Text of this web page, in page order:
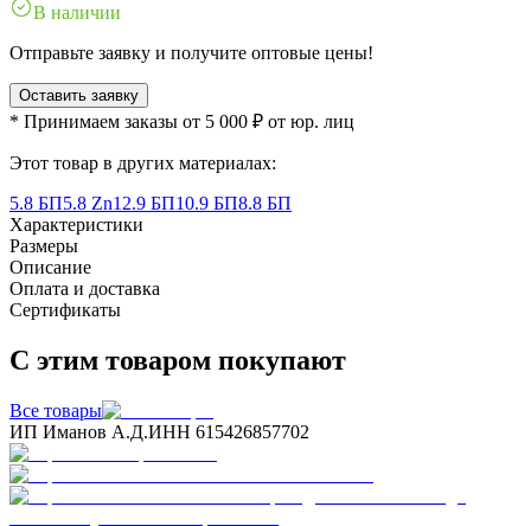
В наличии
Отправьте заявку и получите оптовые цены!
Оставить заявку
* Принимаем заказы от 5 000 ₽ от юр. лиц
Этот товар в других материалах:
5.8 БП5.8 Zn12.9 БП10.9 БП8.8 БП
Характеристики
Размеры
Описание
Оплата и доставка
Сертификаты
С этим товаром покупают
Все товары
ИП Иманов А.Д.ИНН 615426857702